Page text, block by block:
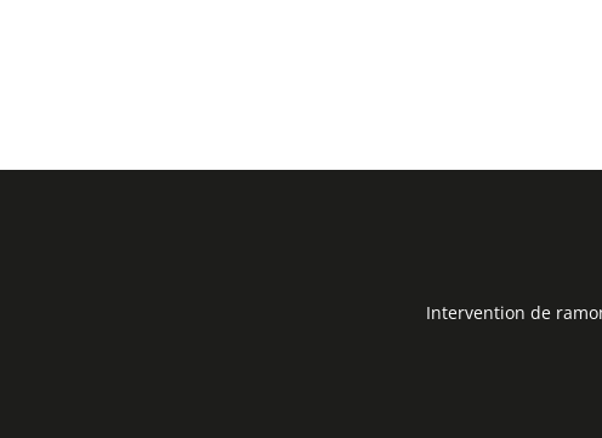
Intervention de